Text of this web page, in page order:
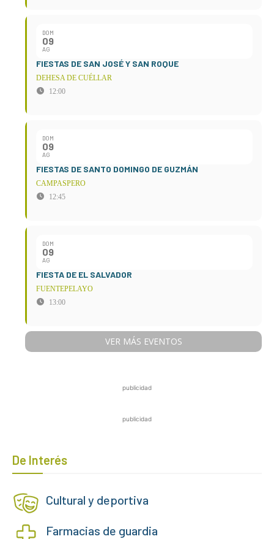
DOM
09
AG
FIESTAS DE SAN JOSÉ Y SAN ROQUE
DEHESA DE CUÉLLAR
12:00
DOM
09
AG
FIESTAS DE SANTO DOMINGO DE GUZMÁN
CAMPASPERO
12:45
DOM
09
AG
FIESTA DE EL SALVADOR
FUENTEPELAYO
13:00
VER MÁS EVENTOS
publicidad
publicidad
De Interés
Cultural y deportiva
Farmacias de guardia